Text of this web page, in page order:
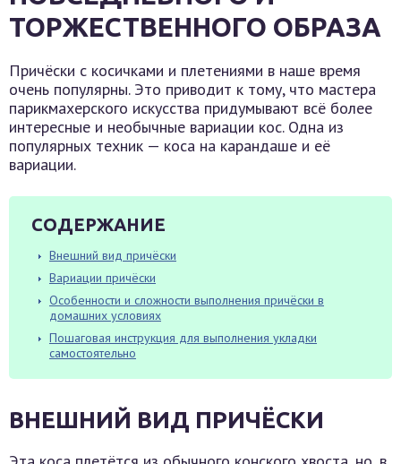
ТОРЖЕСТВЕННОГО ОБРАЗА
Причёски с косичками и плетениями в наше время
очень популярны. Это приводит к тому, что мастера
парикмахерского искусства придумывают всё более
интересные и необычные вариации кос. Одна из
популярных техник — коса на карандаше и её
вариации.
СОДЕРЖАНИЕ
Внешний вид причёски
Вариации причёски
Особенности и сложности выполнения причёски в
домашних условиях
Пошаговая инструкция для выполнения укладки
самостоятельно
ВНЕШНИЙ ВИД ПРИЧЁСКИ